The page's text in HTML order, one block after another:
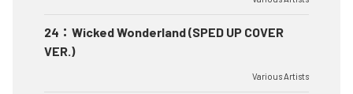
24 ： Wicked Wonderland (SPED UP COVER
VER.)
Various Artists